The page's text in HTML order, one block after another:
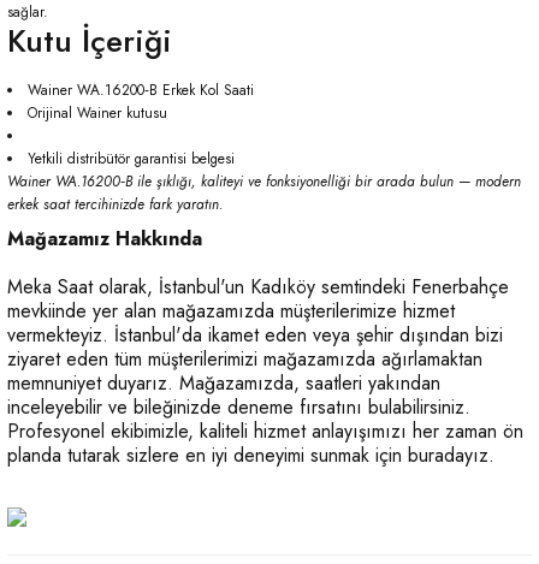
sağlar.
Kutu İçeriği
Wainer WA.16200‑B Erkek Kol Saati
Orijinal Wainer kutusu
Yetkili distribütör garantisi belgesi
Wainer WA.16200‑B ile şıklığı, kaliteyi ve fonksiyonelliği bir arada bulun — modern
erkek saat tercihinizde fark yaratın.
Mağazamız Hakkında
Meka Saat olarak, İstanbul'un Kadıköy semtindeki Fenerbahçe
mevkiinde yer alan mağazamızda müşterilerimize hizmet
vermekteyiz. İstanbul'da ikamet eden veya şehir dışından bizi
ziyaret eden tüm müşterilerimizi mağazamızda ağırlamaktan
memnuniyet duyarız. Mağazamızda, saatleri yakından
inceleyebilir ve bileğinizde deneme fırsatını bulabilirsiniz.
Profesyonel ekibimizle, kaliteli hizmet anlayışımızı her zaman ön
planda tutarak sizlere en iyi deneyimi sunmak için buradayız.